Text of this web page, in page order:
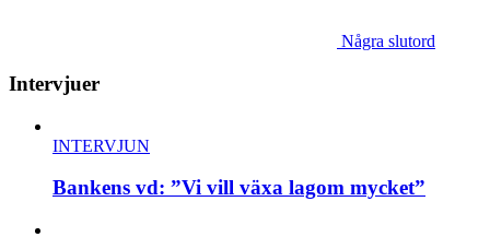
Några slutord
Intervjuer
INTERVJUN
Bankens vd: ”Vi vill växa lagom mycket”